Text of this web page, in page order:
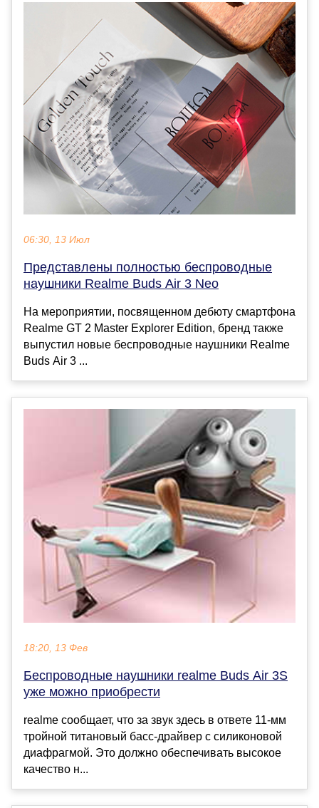
06:30, 13 Июл
Представлены полностью беспроводные
наушники Realme Buds Air 3 Neo
На мероприятии, посвященном дебюту смартфона
Realme GT 2 Master Explorer Edition, бренд также
выпустил новые беспроводные наушники Realme
Buds Air 3 ...
18:20, 13 Фев
Беспроводные наушники realme Buds Air 3S
уже можно приобрести
realme сообщает, что за звук здесь в ответе 11-мм
тройной титановый басс-драйвер с силиконовой
диафрагмой. Это должно обеспечивать высокое
качество н...